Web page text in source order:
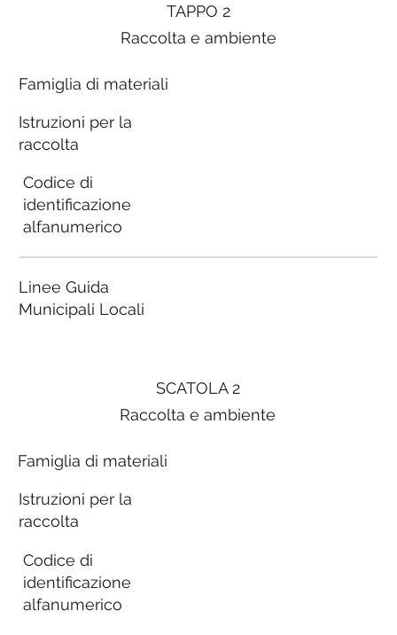
SCATOLA 2
Raccolta e ambiente
Famiglia di materiali
Istruzioni per la
raccolta
Codice di
identificazione
alfanumerico
TAPPO 2
Raccolta e ambiente
Famiglia di materiali
Istruzioni per la
raccolta
Codice di
identificazione
alfanumerico
Linee Guida
Municipali Locali